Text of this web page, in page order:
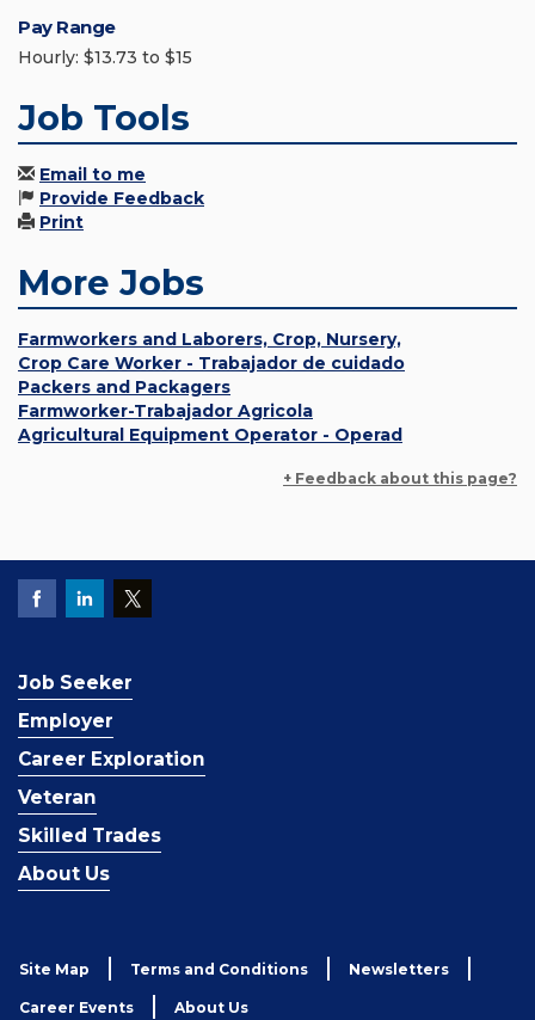
Pay Range
Hourly: $13.73 to $15
Job Tools
Email to me
Provide Feedback
Print
More Jobs
Farmworkers and Laborers, Crop, Nursery,
Crop Care Worker - Trabajador de cuidado
Packers and Packagers
Farmworker-Trabajador Agricola
Agricultural Equipment Operator - Operad
+ Feedback about this page?
Job Seeker
Employer
Career Exploration
Veteran
Skilled Trades
About Us
Site Map Terms and Conditions Newsletters
Career Events About Us